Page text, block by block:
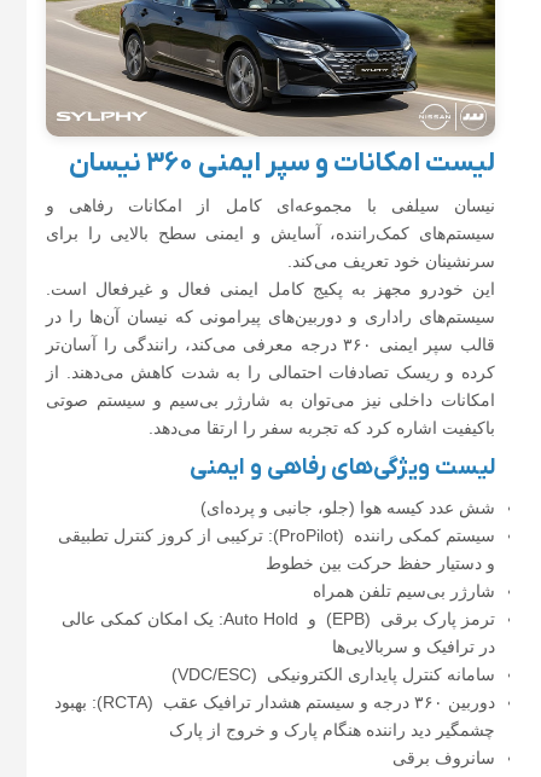
لیست امکانات و سپر ایمنی ۳۶۰ نیسان
نیسان سیلفی با مجموعه‌ای کامل از امکانات رفاهی و
سیستم‌های کمک‌راننده، آسایش و ایمنی سطح بالایی را برای
سرنشینان خود تعریف می‌کند.
این خودرو مجهز به پکیج کامل ایمنی فعال و غیرفعال است.
سیستم‌های راداری و دوربین‌های پیرامونی که نیسان آن‌ها را در
قالب سپر ایمنی ۳۶۰ درجه معرفی می‌کند، رانندگی را آسان‌تر
کرده و ریسک تصادفات احتمالی را به شدت کاهش می‌دهند. از
امکانات داخلی نیز می‌توان به شارژر بی‌سیم و سیستم صوتی
باکیفیت اشاره کرد که تجربه سفر را ارتقا می‌دهد.
لیست ویژگی‌های رفاهی و ایمنی
شش عدد کیسه هوا (جلو، جانبی و پرده‌ای)
سیستم کمکی راننده (ProPilot): ترکیبی از کروز کنترل تطبیقی
و دستیار حفظ حرکت بین خطوط
شارژر بی‌سیم تلفن همراه
ترمز پارک برقی (EPB) و Auto Hold: یک امکان کمکی عالی
در ترافیک و سربالایی‌ها
سامانه کنترل پایداری الکترونیکی (VDC/ESC)
دوربین ۳۶۰ درجه و سیستم هشدار ترافیک عقب (RCTA): بهبود
چشمگیر دید راننده هنگام پارک و خروج از پارک
سانروف برقی